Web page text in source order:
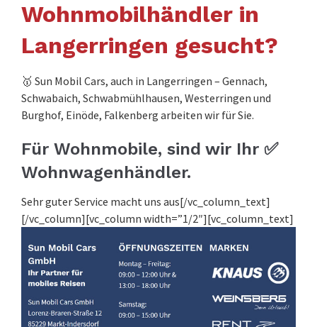
Wohnmobilhändler in
Langerringen gesucht?
🥇 Sun Mobil Cars, auch in Langerringen – Gennach,
Schwabaich, Schwabmühlhausen, Westerringen und
Burghof, Einöde, Falkenberg arbeiten wir für Sie.
Für Wohnmobile, sind wir Ihr ✅
Wohnwagenhändler.
Sehr guter Service macht uns aus[/vc_column_text]
[/vc_column][vc_column width=”1/2″][vc_column_text]